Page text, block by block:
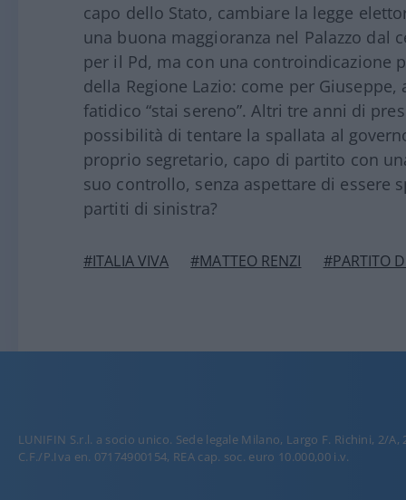
capo dello Stato, cambiare la legge
una buona maggioranza nel Palazzo dal
per il Pd, ma con una controindicazione
della Regione Lazio: come per
fatidico “stai sereno”. Altri tre anni di
possibilità di tentare la spallata al
proprio segretario, capo di partito con
suo controllo, senza aspettare di essere
partiti di sinistra?
#ITALIA VIVA #MATTEO RENZI #PARTITO
LUNIFIN S.r.l. a socio unico. Sede legale Milano, Largo F. Richini, 2/A,
C.F./P.Iva en. 07174900154, REA cap. soc. euro 10.000,00 i.v.